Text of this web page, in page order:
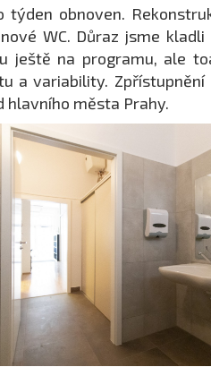
obnoven.
WC. Důraz jsme
ještě na programu, ale
a variability. Zpřístupnění
hlavního města Prahy.